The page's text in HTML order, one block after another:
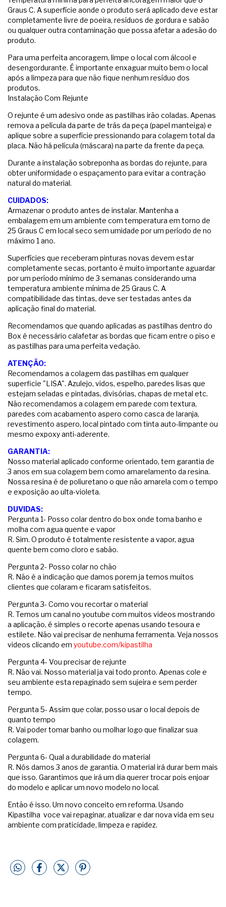
Graus C. A superfície aonde o produto será aplicado deve estar
completamente livre de poeira, resíduos de gordura e sabão
ou qualquer outra contaminação que possa afetar a adesão do
produto.
Para uma perfeita ancoragem, limpe o local com álcool e
desengordurante. É importante enxaguar muito bem o local
após a limpeza para que não fique nenhum resíduo dos
produtos.
Instalação Com Rejunte
O rejunte é um adesivo onde as pastilhas irão coladas. Apenas
remova a película da parte de trás da peça (papel manteiga) e
aplique sobre a superfície pressionando para colagem total da
placa. Não há película (máscara) na parte da frente da peça.
Durante a instalação sobreponha as bordas do rejunte, para
obter uniformidade o espaçamento para evitar a contração
natural do material.
CUIDADOS:
Armazenar o produto antes de instalar. Mantenha a
embalagem em um ambiente com temperatura em torno de
25 Graus C em local seco sem umidade por um período de no
máximo 1 ano.
Superfícies que receberam pinturas novas devem estar
completamente secas, portanto é muito importante aguardar
por um período mínimo de 3 semanas considerando uma
temperatura ambiente mínima de 25 Graus C. A
compatibilidade das tintas, deve ser testadas antes da
aplicação final do material.
Recomendamos que quando aplicadas as pastilhas dentro do
Box é necessário calafetar as bordas que ficam entre o piso e
as pastilhas para uma perfeita vedação.
ATENÇÃO:
Recomendamos a colagem das pastilhas em qualquer
superficie "LISA". Azulejo, vidos, espelho, paredes lisas que
estejam seladas e pintadas, divisórias, chapas de metal etc.
Não recomendamos a colagem em parede com textura,
paredes com acabamento aspero como casca de laranja,
revestimento aspero, local pintado com tinta auto-limpante ou
mesmo expoxy anti-aderente.
GARANTIA:
Nosso material aplicado conforme orientado, tem garantia de
3 anos em sua colagem bem como amarelamento da resina.
Nossa resina é de poliuretano o que não amarela com o tempo
e exposição ao ulta-violeta.
DUVIDAS:
Pergunta 1- Posso colar dentro do box onde toma banho e
molha com agua quente e vapor
R. Sim. O produto é totalmente resistente a vapor, agua
quente bem como cloro e sabão.
Pergunta 2- Posso colar no chão
R. Não é a indicação que damos porem ja temos muitos
clientes que colaram e ficaram satisfeitos.
Pergunta 3- Como vou recortar o material
R. Temos um canal no youtube com muitos videos mostrando
a aplicação, é simples o recorte apenas usando tesoura e
estilete. Não vai precisar de nenhuma ferramenta. Veja nossos
videos clicando em youtube.com/kipastilha
Pergunta 4- Vou precisar de rejunte
R. Não vai. Nosso material ja vai todo pronto. Apenas cole e
seu ambiente esta repaginado sem sujeira e sem perder
tempo.
Pergunta 5- Assim que colar, posso usar o local depois de
quanto tempo
R. Vai poder tomar banho ou molhar logo que finalizar sua
colagem.
Pergunta 6- Qual a durabilidade do material
R. Nós damos 3 anos de garantia. O material irá durar bem mais
que isso. Garantimos que irá um dia querer trocar pois enjoar
do modelo e aplicar um novo modelo no local.
Então é isso. Um novo conceito em reforma. Usando
Kipastilha voce vai repaginar, atualizar e dar nova vida em seu
ambiente com praticidade, limpeza e rapidez.